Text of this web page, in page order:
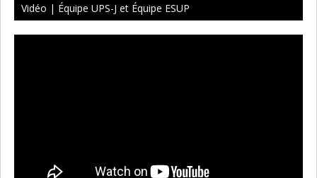
Vidéo | Équipe UPS-J et Équipe ESUP